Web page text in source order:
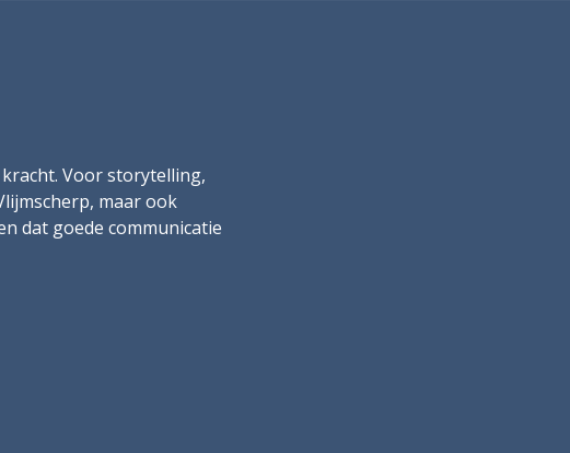
Voor storytelling,
maar ook
dat goede communicatie